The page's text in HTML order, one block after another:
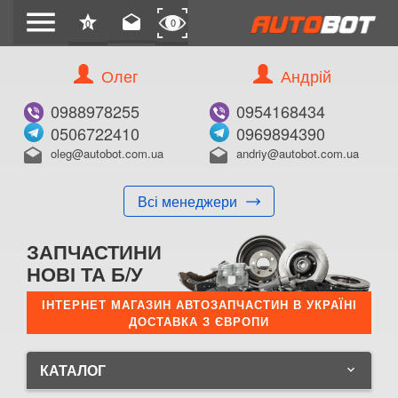
menu star
0 drafts 0
Олег
0988978255
0506722410
drafts oleg@autobot.com.ua
Всі менеджери
Андрій
0954168434
0969894390
drafts andriy@autobot.com.ua
ЗАПЧАСТИНИ
НОВІ ТА Б/У
ІНТЕРНЕТ МАГАЗИН АВТОЗАПЧАСТИН В УКРАЇНІ
ДОСТАВКА З ЄВРОПИ
КАТАЛОГ keyboard_arrow_down